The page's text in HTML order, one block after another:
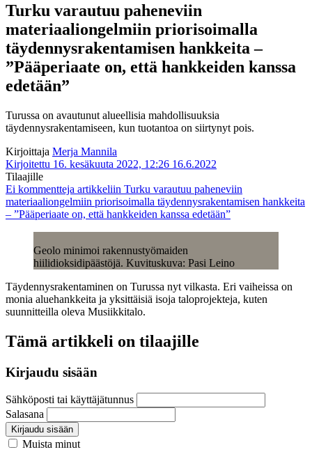
Turku varautuu paheneviin
materiaaliongelmiin priorisoimalla
täydennysrakentamisen hankkeita –
”Pääperiaate on, että hankkeiden kanssa
edetään”
Turussa on avautunut alueellisia mahdollisuuksia
täydennysrakentamiseen, kun tuotantoa on siirtynyt pois.
Kirjoittaja Merja Mannila
Kirjoitettu 16. kesäkuuta 2022, 12:26 16.6.2022
Tilaajille
Ei kommentteja artikkeliin Turku varautuu paheneviin
materiaaliongelmiin priorisoimalla täydennysrakentamisen hankkeita
– ”Pääperiaate on, että hankkeiden kanssa edetään”
Geolo minimoi rakennustyömaiden
hiilidioksidipäästöjä. Kuvituskuva: Pasi Leino
Täydennysrakentaminen on Turussa nyt vilkasta. Eri vaiheissa on
monia aluehankkeita ja yksittäisiä isoja taloprojekteja, kuten
suunnitteilla oleva Musiikkitalo.
Tämä artikkeli on tilaajille
Kirjaudu sisään
Sähköposti tai käyttäjätunnus
Salasana
Kirjaudu sisään
Muista minut